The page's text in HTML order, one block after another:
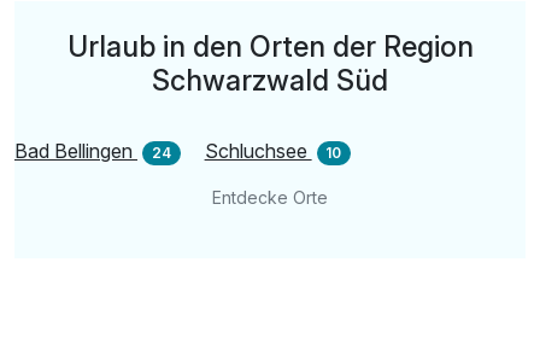
Urlaub in den Orten der Region
Schwarzwald Süd
Bad Bellingen 24 Schluchsee 10
Entdecke Orte